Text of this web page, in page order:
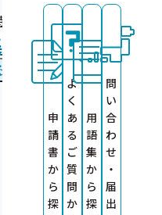
き
定保健指導について
申
請
書
か
ら
探
よ
く
あ
る
ご
質
問
か
用
語
集
か
ら
探
問
い
合
わ
せ
・
届
出